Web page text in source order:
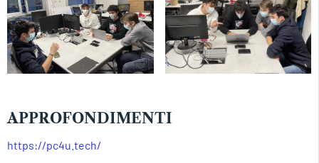
APPROFONDIMENTI
https://pc4u.tech/